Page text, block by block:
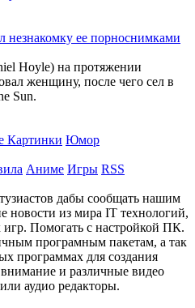
незнакомку ее порноснимками
Hoyle) на протяжении
женщину, после чего сел в
Sun.
Картинки Юмор
Аниме Игры RSS
дабы сообщать нашим
новости из мира IT технологий,
Помогать с настройкой ПК.
програмным пакетам, а так
программах для создания
и различные видео
аудио редакторы.